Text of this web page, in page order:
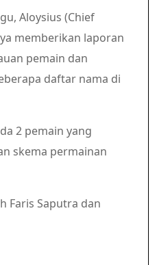
Aloysius (Chief
memberikan laporan
pemain dan
daftar nama di
2 pemain yang
skema permainan
Faris Saputra dan